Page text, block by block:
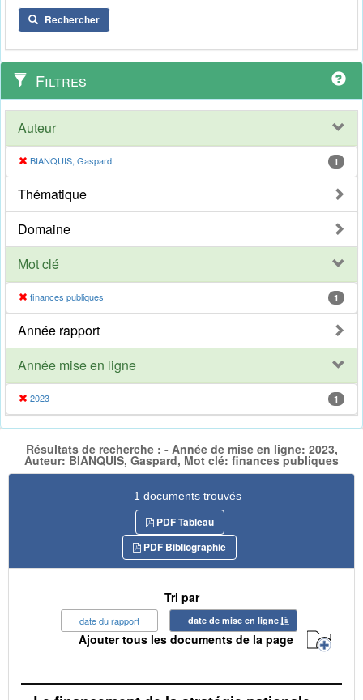
Rechercher
Filtres
Auteur
BIANQUIS, Gaspard 1
Thématique
Domaine
Mot clé
finances publiques 1
Année rapport
Année mise en ligne
2023 1
Résultats de recherche : - Année de mise en ligne: 2023,
Auteur: BIANQUIS, Gaspard, Mot clé: finances publiques
1 documents trouvés
PDF Tableau
PDF Bibliographie
Tri par
date du rapport date de mise en ligne
Ajouter tous les documents de la page